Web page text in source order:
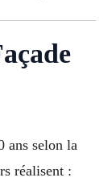
ans selon la
réalisent :